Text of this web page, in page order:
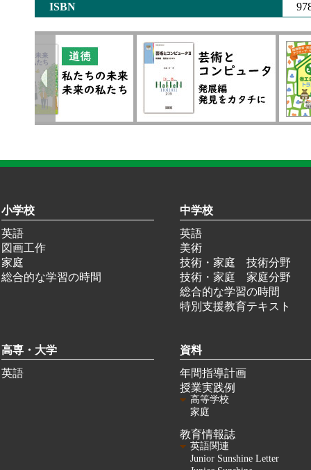
ISBN
小学校
英語
図画工作
家庭
総合的な学習の時間
中学校
英語
美術
技術・家庭 技術分野
技術・家庭 家庭分野
総合的な学習の時間
特別支援教育テキスト
高専・大学
英語
資料
年間指導計画
授業実践例
高等学校
家庭
教育情報誌
英語関連
Junior Sunshine Letter